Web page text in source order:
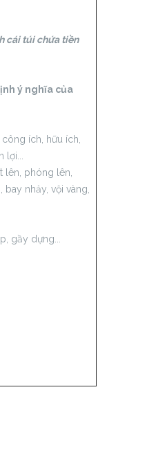
cái túi chứa tiền
ý nghĩa của
ích, hữu ích,
lên, phóng lên,
bay nhảy, vội vàng,
gầy dựng...